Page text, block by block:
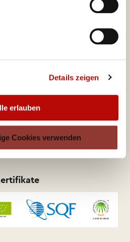
Details zeigen
erlauben
Cookies verwenden
Deutschland GmbH
service@valora.net